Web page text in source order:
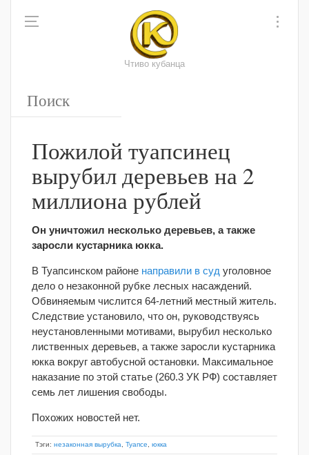
Чтиво кубанца
Пожилой туапсинец
вырубил деревьев на 2
миллиона рублей
Он уничтожил несколько деревьев, а также
заросли кустарника юкка.
В Туапсинском районе направили в суд уголовное
дело о незаконной рубке лесных насаждений.
Обвиняемым числится 64-летний местный житель.
Следствие установило, что он, руководствуясь
неустановленными мотивами, вырубил несколько
лиственных деревьев, а также заросли кустарника
юкка вокруг автобусной остановки. Максимальное
наказание по этой статье (260.3 УК РФ) составляет
семь лет лишения свободы.
Похожих новостей нет.
Тэги: незаконная вырубка Туапсе юкка